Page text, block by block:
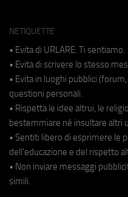
NETIQUETTE
• Evita di URLARE. Ti sentiamo.
• Evita di scrivere lo stesso
• Evita in luoghi pubblici
questioni personali.
• Rispetta le idee altrui, le
bestemmiare né insultare altri
• Sentiti libero di esprimere le
dell'educazione e del rispetto
• Non inviare messaggi
simili.